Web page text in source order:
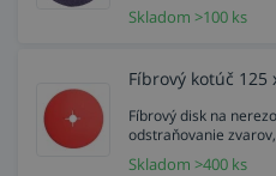
Skladom >100 ks
Fíbrový kotúč
Fíbrový disk na
odstraňovanie
Skladom >400 ks